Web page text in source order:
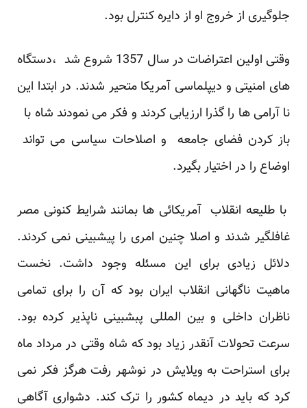
جلوگیری از خروج او از دایره کنترل بود.
وقتی اولین اعتراضات در سال 1357 شروع شد ،دستگاه
های امنیتی و دیپلماسی آمریکا متحیر شدند. در ابتدا این
نا آرامی ها را گذرا ارزیابی کردند و فکر می نمودند شاه با
باز کردن فضای جامعه و اصلاحات سیاسی می تواند
اوضاع را در اختیار بگیرد.
با طلیعه انقلاب آمریکائی ها بمانند شرایط کنونی مصر
غافلگیر شدند و اصلا چنین امری را پیشبینی نمی کردند.
دلائل زیادی برای این مسئله وجود داشت. نخست
ماهیت ناگهانی انقلاب ایران بود که آن را برای تمامی
ناظران داخلی و بین المللی پبشبینی ناپذیر کرده بود.
سرعت تحولات آنقدر زیاد بود که شاه وقتی در مرداد ماه
برای استراحت به ویلایش در نوشهر رفت هرگز فکر نمی
کرد که باید در دیماه کشور را ترک کند. دشواری آگاهی